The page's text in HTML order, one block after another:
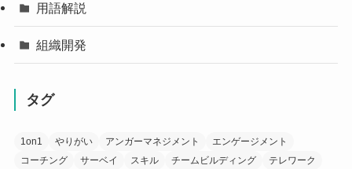
用語解説
組織開発
タグ
1on1 やりがい アンガーマネジメント
エンゲージメント
コーチング
サーベイ スキル チームビルディング
テレワーク